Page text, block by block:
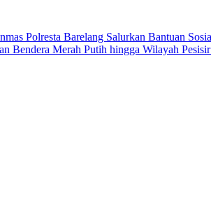
Polresta Barelang Salurkan Bantuan
Bendera Merah Putih hingga Wilayah